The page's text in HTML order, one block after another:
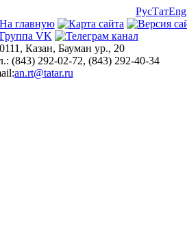
РусТатEng
Казан, Бауман ур., 20
(843) 292-02-72, (843) 292-40-34
an.rt@tatar.ru